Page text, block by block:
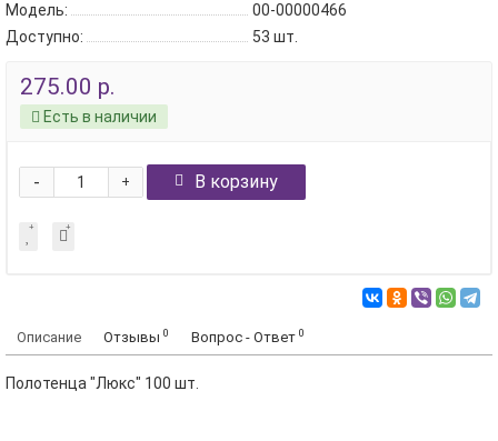
Модель:
00-00000466
Доступно:
53 шт.
275.00 р.
Есть в наличии
+
- В корзину
Описание Отзывы 0 Вопрос - Ответ 0
Полотенца "Люкс" 100 шт.